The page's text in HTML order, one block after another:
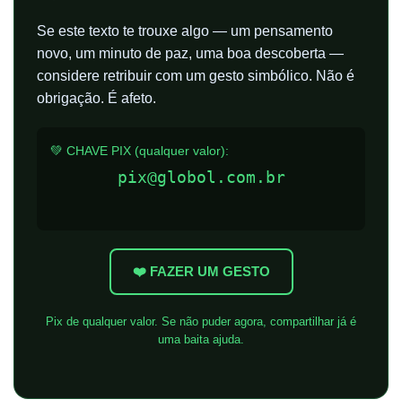
Se este texto te trouxe algo — um pensamento
novo, um minuto de paz, uma boa descoberta —
considere retribuir com um gesto simbólico. Não é
obrigação. É afeto.
💚 CHAVE PIX (qualquer valor):
pix@globol.com.br
❤️ FAZER UM GESTO
Pix de qualquer valor. Se não puder agora, compartilhar já é
uma baita ajuda.